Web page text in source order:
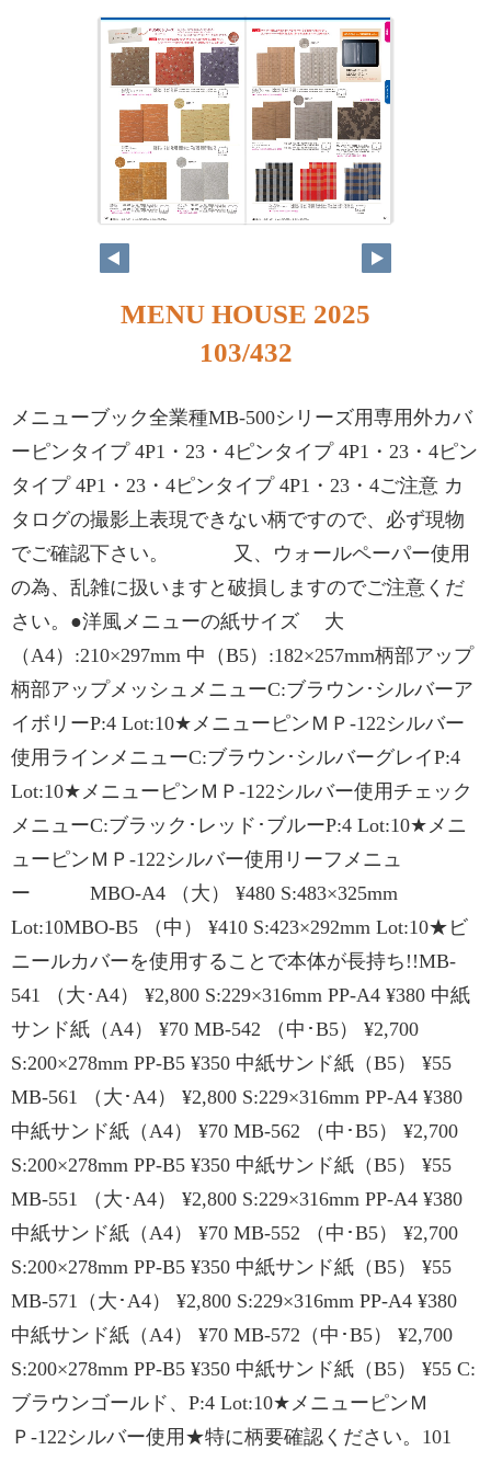
MENU HOUSE 2025
103/432
メニューブック全業種MB-500シリーズ用専用外カバ
ーピンタイプ 4P1・23・4ピンタイプ 4P1・23・4ピン
タイプ 4P1・23・4ピンタイプ 4P1・23・4ご注意 カ
タログの撮影上表現できない柄ですので、必ず現物
でご確認下さい。 又、ウォールペーパー使用
の為、乱雑に扱いますと破損しますのでご注意くだ
さい。●洋風メニューの紙サイズ 大
（A4）:210×297mm 中（B5）:182×257mm柄部アップ
柄部アップメッシュメニューC:ブラウン･シルバーア
イボリーP:4 Lot:10★メニューピンＭＰ-122シルバー
使用ラインメニューC:ブラウン･シルバーグレイP:4
Lot:10★メニューピンＭＰ-122シルバー使用チェック
メニューC:ブラック･レッド･ブルーP:4 Lot:10★メニ
ューピンＭＰ-122シルバー使用リーフメニュ
ー MBO-A4 （大） ¥480 S:483×325mm
Lot:10MBO-B5 （中） ¥410 S:423×292mm Lot:10★ビ
ニールカバーを使用することで本体が長持ち!!MB-
541 （大･A4） ¥2,800 S:229×316mm PP-A4 ¥380 中紙
サンド紙（A4） ¥70 MB-542 （中･B5） ¥2,700
S:200×278mm PP-B5 ¥350 中紙サンド紙（B5） ¥55
MB-561 （大･A4） ¥2,800 S:229×316mm PP-A4 ¥380
中紙サンド紙（A4） ¥70 MB-562 （中･B5） ¥2,700
S:200×278mm PP-B5 ¥350 中紙サンド紙（B5） ¥55
MB-551 （大･A4） ¥2,800 S:229×316mm PP-A4 ¥380
中紙サンド紙（A4） ¥70 MB-552 （中･B5） ¥2,700
S:200×278mm PP-B5 ¥350 中紙サンド紙（B5） ¥55
MB-571（大･A4） ¥2,800 S:229×316mm PP-A4 ¥380
中紙サンド紙（A4） ¥70 MB-572（中･B5） ¥2,700
S:200×278mm PP-B5 ¥350 中紙サンド紙（B5） ¥55 C:
ブラウンゴールド、P:4 Lot:10★メニューピンＭ
Ｐ-122シルバー使用★特に柄要確認ください。101